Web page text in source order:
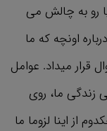
رو به چالش می
اونچه که ما
قرار میداد. عوامل
زندگی ما، روی
از اینا لزوما ما